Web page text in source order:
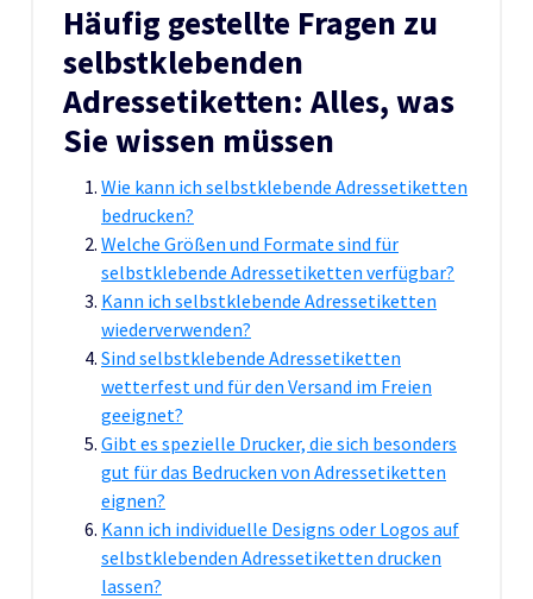
Häufig gestellte Fragen zu
selbstklebenden
Adressetiketten: Alles, was
Sie wissen müssen
Wie kann ich selbstklebende Adressetiketten
bedrucken?
Welche Größen und Formate sind für
selbstklebende Adressetiketten verfügbar?
Kann ich selbstklebende Adressetiketten
wiederverwenden?
Sind selbstklebende Adressetiketten
wetterfest und für den Versand im Freien
geeignet?
Gibt es spezielle Drucker, die sich besonders
gut für das Bedrucken von Adressetiketten
eignen?
Kann ich individuelle Designs oder Logos auf
selbstklebenden Adressetiketten drucken
lassen?